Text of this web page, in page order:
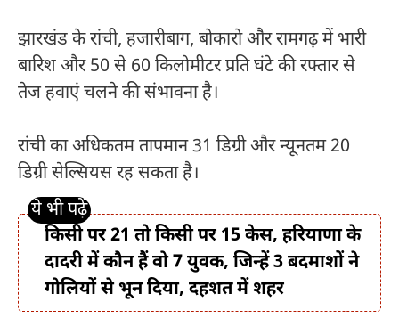
झारखंड के रांची, हजारीबाग, बोकारो और रामगढ़ में भारी
बारिश और 50 से 60 किलोमीटर प्रति घंटे की रफ्तार से
तेज हवाएं चलने की संभावना है।
रांची का अधिकतम तापमान 31 डिग्री और न्यूनतम 20
डिग्री सेल्सियस रह सकता है।
किसी पर 21 तो किसी पर 15 केस, हरियाणा के
दादरी में कौन हैं वो 7 युवक, जिन्हें 3 बदमाशों ने
गोलियों से भून दिया, दहशत में शहर